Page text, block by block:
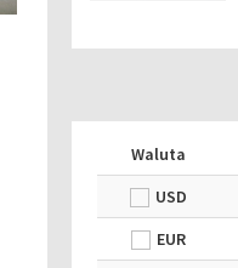
Waluta
USD
EUR